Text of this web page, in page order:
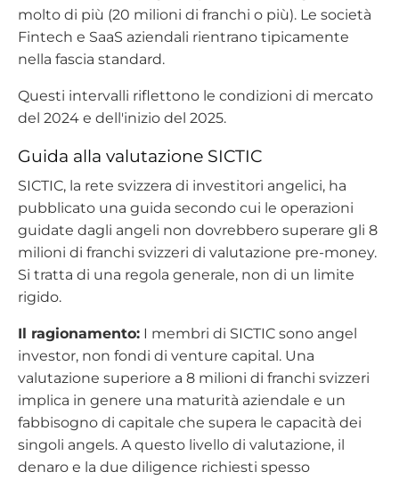
molto di più (20 milioni di franchi o più). Le società
Fintech e SaaS aziendali rientrano tipicamente
nella fascia standard.
Questi intervalli riflettono le condizioni di mercato
del 2024 e dell'inizio del 2025.
Guida alla valutazione SICTIC
SICTIC, la rete svizzera di investitori angelici, ha
pubblicato una guida secondo cui le operazioni
guidate dagli angeli non dovrebbero superare gli 8
milioni di franchi svizzeri di valutazione pre-money.
Si tratta di una regola generale, non di un limite
rigido.
Il ragionamento: I membri di SICTIC sono angel
investor, non fondi di venture capital. Una
valutazione superiore a 8 milioni di franchi svizzeri
implica in genere una maturità aziendale e un
fabbisogno di capitale che supera le capacità dei
singoli angels. A questo livello di valutazione, il
denaro e la due diligence richiesti spesso